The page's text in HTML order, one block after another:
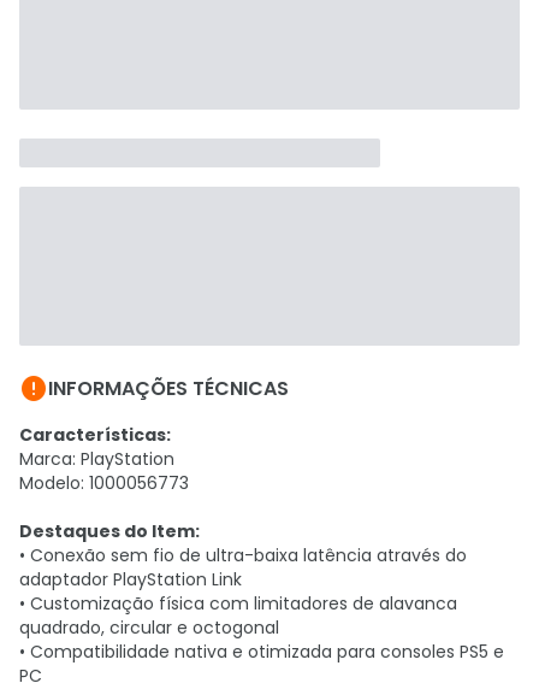
INFORMAÇÕES TÉCNICAS
Características:
Marca: PlayStation
Modelo: 1000056773
Destaques do Item:
• Conexão sem fio de ultra-baixa latência através do
adaptador PlayStation Link
• Customização física com limitadores de alavanca
quadrado, circular e octogonal
• Compatibilidade nativa e otimizada para consoles PS5 e
PC